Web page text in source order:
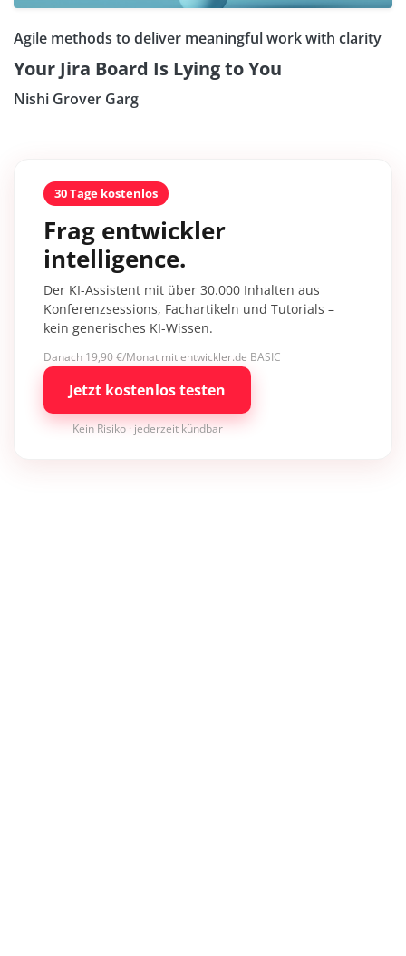
Agile methods to deliver meaningful work with clarity
Your Jira Board Is Lying to You
Nishi Grover Garg
30 Tage kostenlos
Frag entwickler
intelligence.
Der KI-Assistent mit über 30.000 Inhalten aus
Konferenzsessions, Fachartikeln und Tutorials –
kein generisches KI-Wissen.
Danach 19,90 €/Monat mit entwickler.de BASIC
Jetzt kostenlos testen
Kein Risiko · jederzeit kündbar